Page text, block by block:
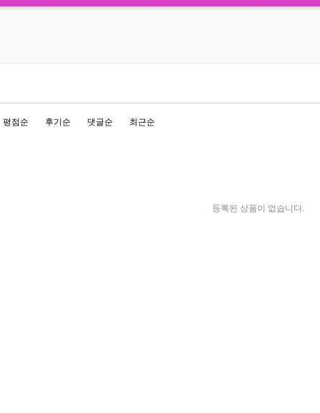
평점순 후기순 댓글순 최근순
등록된 상품이 없습니다.